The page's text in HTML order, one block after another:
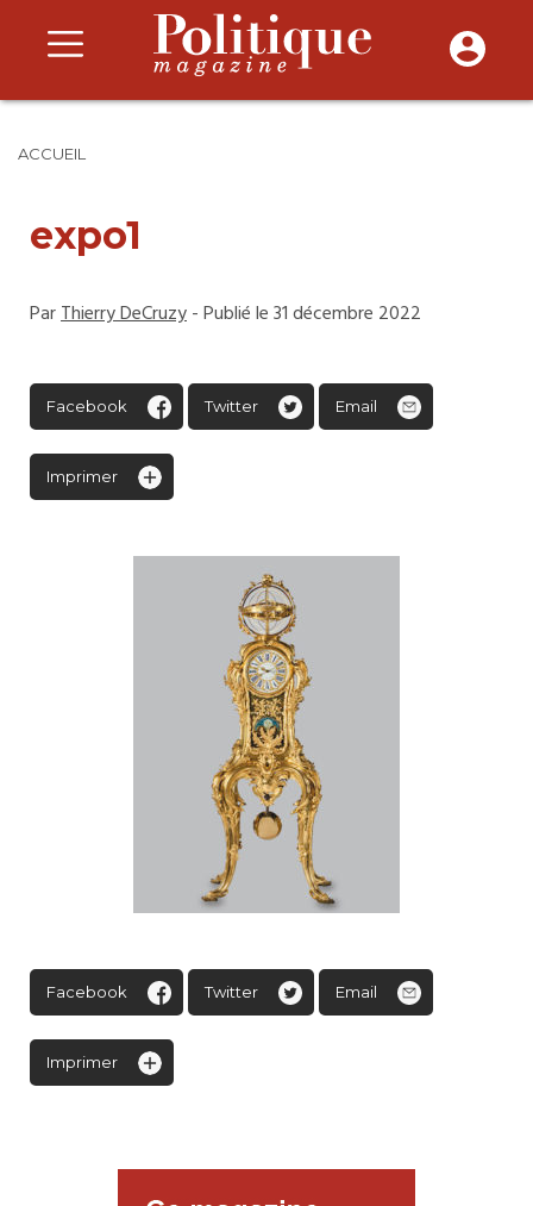
ACCUEIL
expo1
ParThierry DeCruzy- Publié le 31 décembre 2022
Facebook Twitter Email
Imprimer
Facebook Twitter Email
Imprimer